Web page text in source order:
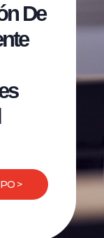
De
>